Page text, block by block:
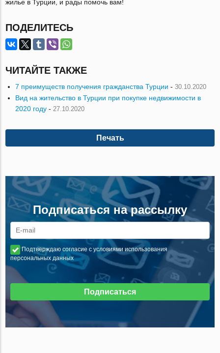
жилье в Турции, и рады помочь вам!
ПОДЕЛИТЕСЬ
ЧИТАЙТЕ ТАКЖЕ
7 преимуществ получения гражданства Турции -30.10.2020
Вид на жительство в Турции при покупке недвижимости в
2020 году - 27.10.2020
Печать
Подписаться на рассылку
Подтверждаю согласие с условиями использования
персональных данных
Подписаться